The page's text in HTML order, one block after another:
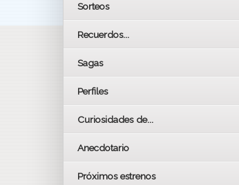
Sorteos
Recuerdos...
Sagas
Perfiles
Curiosidades de...
Anecdotario
Próximos estrenos